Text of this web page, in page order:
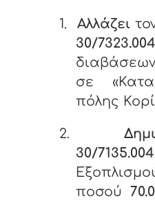
1. Αλλάζει
30/
σε
πόλης
2.
30/
ποσού